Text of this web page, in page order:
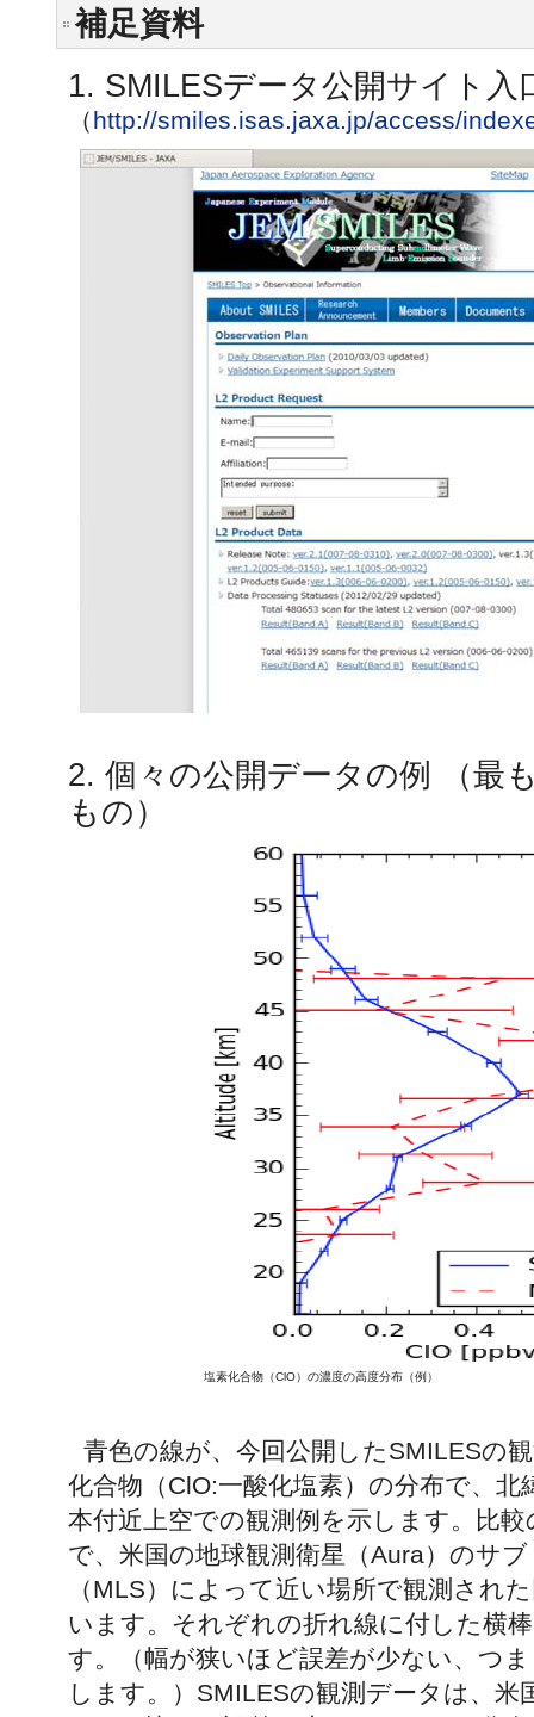
補足資料
1. SMILESデータ公開サイト入
（http://smiles.isas.jaxa.jp/access/
2. 個々の公開データの例 （最
もの）
塩素化合物（ClO）の濃度の高度分布（例）
青色の線が、今回公開したSMILESの
化合物（ClO:一酸化塩素）の分布で、北
本付近上空での観測例を示します。比
で、米国の地球観測衛星（Aura）のサ
（MLS）によって近い場所で観測され
います。それぞれの折れ線に付した横
す。（幅が狭いほど誤差が少ない、つ
します。）SMILESの観測データは、米